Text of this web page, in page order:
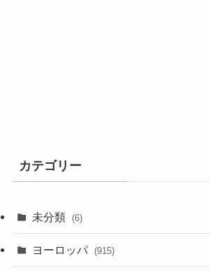
カテゴリー
未分類 (6)
ヨーロッパ (915)